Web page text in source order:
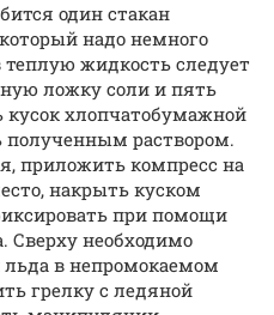
один стакан
надо немного
теплую жидкость следует
ложку соли и пять
кусок хлопчатобумажной
полученным раствором.
приложить компресс на
накрыть куском
при помощи
Сверху необходимо
в непромокаемом
грелку с ледяной